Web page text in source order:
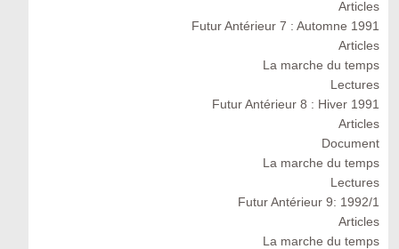
Articles
Futur Antérieur 7 : Automne 1991
Articles
La marche du temps
Lectures
Futur Antérieur 8 : Hiver 1991
Articles
Document
La marche du temps
Lectures
Futur Antérieur 9: 1992/1
Articles
La marche du temps